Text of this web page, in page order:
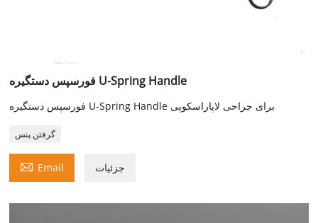
فورسپس دستگیره U-Spring Handle
فورسپس دستگیره U-Spring Handle برای جراحی لاپاراسکوپی
گرفتن پنس
 Email جزئیات